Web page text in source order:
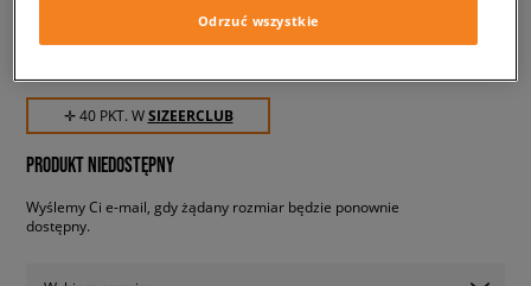
✛ 40 PKT. WSIZEERCLUB
PRODUKT NIEDOSTĘPNY
Wyślemy Ci e-mail, gdy żądany rozmiar będzie ponownie
dostępny.
Odrzuć wszystkie